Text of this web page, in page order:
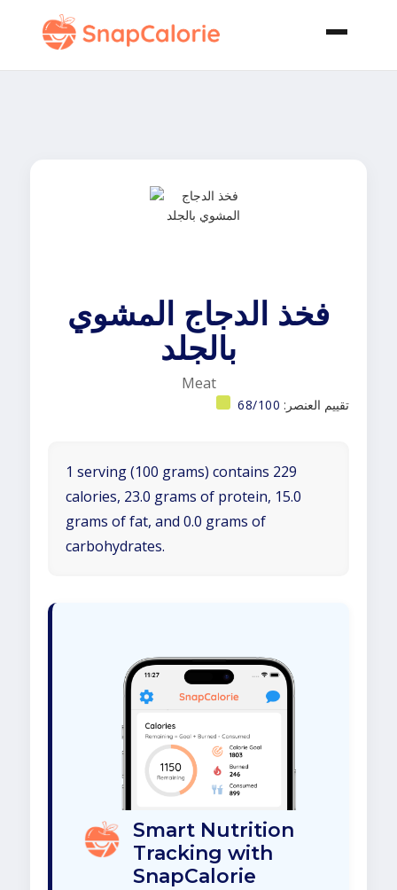
فخذ الدجاج المشوي
بالجلد
Meat
تقييم العنصر: 68/100
1 serving (100 grams) contains 229
calories, 23.0 grams of protein, 15.0
grams of fat, and 0.0 grams of
carbohydrates.
Smart Nutrition
Tracking with
SnapCalorie